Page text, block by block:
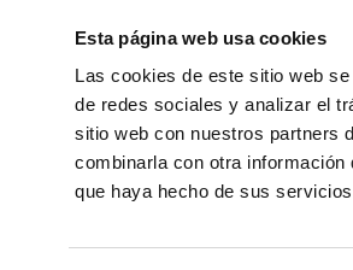
Esta página web usa cookies
Las cookies de este sitio web
de redes sociales y analizar el
sitio web con nuestros partners
combinarla con otra
que haya hecho de sus
Política de